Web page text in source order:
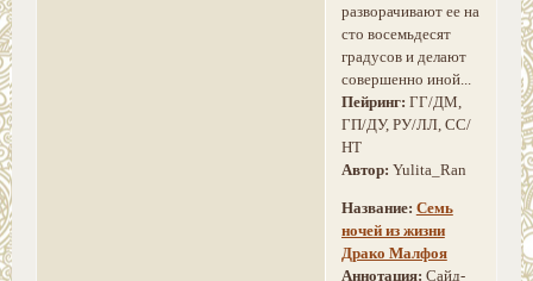
разворачивают ее на
сто восемьдесят
градусов и делают
совершенно иной...
Пейринг: ГГ/ДМ,
ГП/ДУ, РУ/ЛЛ, СС/
НТ
Автор: Yulita_Ran
Название: Семь
ночей из жизни
Драко Малфоя
Аннотация: Сайд-